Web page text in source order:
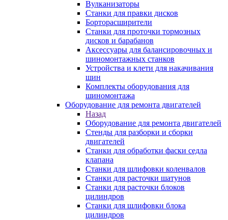
Вулканизаторы
Станки для правки дисков
Борторасширители
Станки для проточки тормозных
дисков и барабанов
Аксессуары для балансировочных и
шиномонтажных станков
Устройства и клети для накачивания
шин
Комплекты оборудования для
шиномонтажа
Оборудование для ремонта двигателей
Назад
Оборудование для ремонта двигателей
Стенды для разборки и сборки
двигателей
Станки для обработки фаски седла
клапана
Станки для шлифовки коленвалов
Станки для расточки шатунов
Станки для расточки блоков
цилиндров
Станки для шлифовки блока
цилиндров